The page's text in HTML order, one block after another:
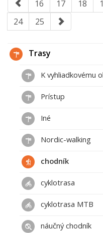
16 17 18
24
25
Trasy
K vyhliadkovému
Prístup
Iné
Nordic-walking
chodník
cyklotrasa
cyklotrasa MTB
náučný chodník